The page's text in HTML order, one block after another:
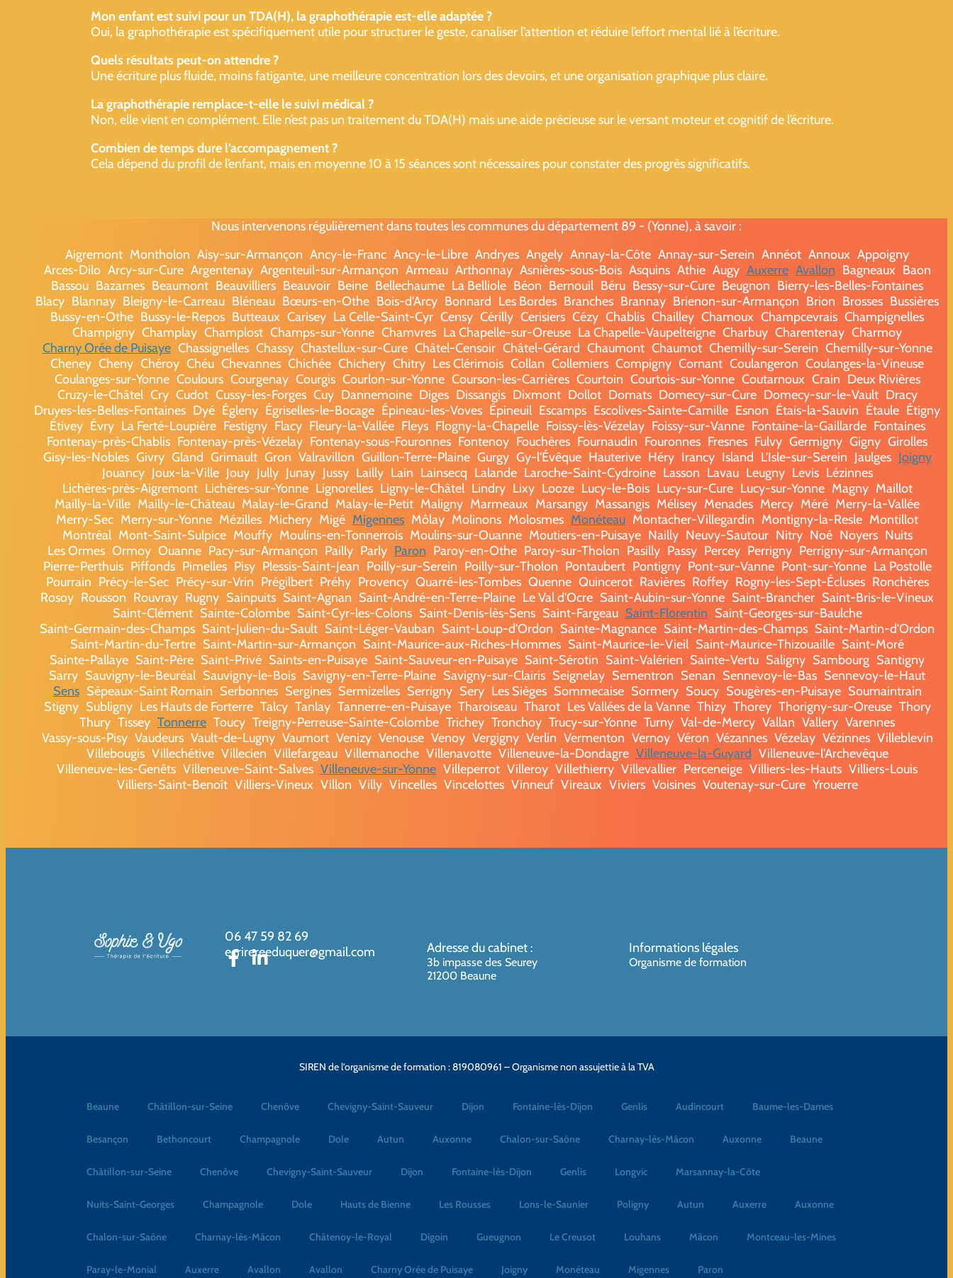
Mon enfant est suivi pour un TDA(H), la graphothérapie est-elle adaptée ?
Oui, la graphothérapie est spécifiquement utile pour structurer le geste, canaliser l’attention et réduire l’effort mental lié à l’écriture.
Quels résultats peut-on attendre ?
Une écriture plus fluide, moins fatigante, une meilleure concentration lors des devoirs, et une organisation graphique plus claire.
La graphothérapie remplace-t-elle le suivi médical ?
Non, elle vient en complément. Elle n’est pas un traitement du TDA(H) mais une aide précieuse sur le versant moteur et cognitif de l’écriture.
Combien de temps dure l’accompagnement ?
Cela dépend du profil de l’enfant, mais en moyenne 10 à 15 séances sont nécessaires pour constater des progrès significatifs.
Nous intervenons régulièrement dans toutes les communes du département 89 - (Yonne), à savoir :
Aigremont Montholon Aisy-sur-Armançon Ancy-le-Franc Ancy-le-Libre Andryes Angely Annay-la-Côte Annay-sur-Serein Annéot Annoux Appoigny
Arces-Dilo Arcy-sur-Cure Argentenay Argenteuil-sur-Armançon Armeau Arthonnay Asnières-sous-Bois Asquins Athie Augy Auxerre Avallon Bagneaux Baon
Bassou Bazarnes Beaumont Beauvilliers Beauvoir Beine Bellechaume La Belliole Béon Bernouil Béru Bessy-sur-Cure Beugnon Bierry-les-Belles-Fontaines
Blacy Blannay Bleigny-le-Carreau Bléneau Bœurs-en-Othe Bois-d'Arcy Bonnard Les Bordes Branches Brannay Brienon-sur-Armançon Brion Brosses Bussières
Bussy-en-Othe Bussy-le-Repos Butteaux Carisey La Celle-Saint-Cyr Censy Cérilly Cerisiers Cézy Chablis Chailley Chamoux Champcevrais Champignelles
Champigny Champlay Champlost Champs-sur-Yonne Chamvres La Chapelle-sur-Oreuse La Chapelle-Vaupelteigne Charbuy Charentenay Charmoy
Charny Orée de Puisaye Chassignelles Chassy Chastellux-sur-Cure Châtel-Censoir Châtel-Gérard Chaumont Chaumot Chemilly-sur-Serein Chemilly-sur-Yonne
Cheney Cheny Chéroy Chéu Chevannes Chichée Chichery Chitry Les Clérimois Collan Collemiers Compigny Cornant Coulangeron Coulanges-la-Vineuse
Coulanges-sur-Yonne Coulours Courgenay Courgis Courlon-sur-Yonne Courson-les-Carrières Courtoin Courtois-sur-Yonne Coutarnoux Crain Deux Rivières
Cruzy-le-Châtel Cry Cudot Cussy-les-Forges Cuy Dannemoine Diges Dissangis Dixmont Dollot Domats Domecy-sur-Cure Domecy-sur-le-Vault Dracy
Druyes-les-Belles-Fontaines Dyé Égleny Égriselles-le-Bocage Épineau-les-Voves Épineuil Escamps Escolives-Sainte-Camille Esnon Étais-la-Sauvin Étaule Étigny
Étivey Évry La Ferté-Loupière Festigny Flacy Fleury-la-Vallée Fleys Flogny-la-Chapelle Foissy-lès-Vézelay Foissy-sur-Vanne Fontaine-la-Gaillarde Fontaines
Fontenay-près-Chablis Fontenay-près-Vézelay Fontenay-sous-Fouronnes Fontenoy Fouchères Fournaudin Fouronnes Fresnes Fulvy Germigny Gigny Girolles
Gisy-les-Nobles Givry Gland Grimault Gron Valravillon Guillon-Terre-Plaine Gurgy Gy-l'Évêque Hauterive Héry Irancy Island L'Isle-sur-Serein Jaulges Joigny
Jouancy Joux-la-Ville Jouy Jully Junay Jussy Lailly Lain Lainsecq Lalande Laroche-Saint-Cydroine Lasson Lavau Leugny Levis Lézinnes
Lichères-près-Aigremont Lichères-sur-Yonne Lignorelles Ligny-le-Châtel Lindry Lixy Looze Lucy-le-Bois Lucy-sur-Cure Lucy-sur-Yonne Magny Maillot
Mailly-la-Ville Mailly-le-Château Malay-le-Grand Malay-le-Petit Maligny Marmeaux Marsangy Massangis Mélisey Menades Mercy Méré Merry-la-Vallée
Merry-Sec Merry-sur-Yonne Mézilles Michery Migé Migennes Môlay Molinons Molosmes Monéteau Montacher-Villegardin Montigny-la-Resle Montillot
Montréal Mont-Saint-Sulpice Mouffy Moulins-en-Tonnerrois Moulins-sur-Ouanne Moutiers-en-Puisaye Nailly Neuvy-Sautour Nitry Noé Noyers Nuits
Les Ormes Ormoy Ouanne Pacy-sur-Armançon Pailly Parly Paron Paroy-en-Othe Paroy-sur-Tholon Pasilly Passy Percey Perrigny Perrigny-sur-Armançon
Pierre-Perthuis Piffonds Pimelles Pisy Plessis-Saint-Jean Poilly-sur-Serein Poilly-sur-Tholon Pontaubert Pontigny Pont-sur-Vanne Pont-sur-Yonne La Postolle
Pourrain Précy-le-Sec Précy-sur-Vrin Prégilbert Préhy Provency Quarré-les-Tombes Quenne Quincerot Ravières Roffey Rogny-les-Sept-Écluses Ronchères
Rosoy Rousson Rouvray Rugny Sainpuits Saint-Agnan Saint-André-en-Terre-Plaine Le Val d'Ocre Saint-Aubin-sur-Yonne Saint-Brancher Saint-Bris-le-Vineux
Saint-Clément Sainte-Colombe Saint-Cyr-les-Colons Saint-Denis-lès-Sens Saint-Fargeau Saint-Florentin Saint-Georges-sur-Baulche
Saint-Germain-des-Champs Saint-Julien-du-Sault Saint-Léger-Vauban Saint-Loup-d'Ordon Sainte-Magnance Saint-Martin-des-Champs Saint-Martin-d'Ordon
Saint-Martin-du-Tertre Saint-Martin-sur-Armançon Saint-Maurice-aux-Riches-Hommes Saint-Maurice-le-Vieil Saint-Maurice-Thizouaille Saint-Moré
Sainte-Pallaye Saint-Père Saint-Privé Saints-en-Puisaye Saint-Sauveur-en-Puisaye Saint-Sérotin Saint-Valérien Sainte-Vertu Saligny Sambourg Santigny
Sarry Sauvigny-le-Beuréal Sauvigny-le-Bois Savigny-en-Terre-Plaine Savigny-sur-Clairis Seignelay Sementron Senan Sennevoy-le-Bas Sennevoy-le-Haut
Sens Sépeaux-Saint Romain Serbonnes Sergines Sermizelles Serrigny Sery Les Sièges Sommecaise Sormery Soucy Sougères-en-Puisaye Soumaintrain
Stigny Subligny Les Hauts de Forterre Talcy Tanlay Tannerre-en-Puisaye Tharoiseau Tharot Les Vallées de la Vanne Thizy Thorey Thorigny-sur-Oreuse Thory
Thury Tissey Tonnerre Toucy Treigny-Perreuse-Sainte-Colombe Trichey Tronchoy Trucy-sur-Yonne Turny Val-de-Mercy Vallan Vallery Varennes
Vassy-sous-Pisy Vaudeurs Vault-de-Lugny Vaumort Venizy Venouse Venoy Vergigny Verlin Vermenton Vernoy Véron Vézannes Vézelay Vézinnes Villeblevin
Villebougis Villechétive Villecien Villefargeau Villemanoche Villenavotte Villeneuve-la-Dondagre Villeneuve-la-Guyard Villeneuve-l'Archevêque
Villeneuve-les-Genêts Villeneuve-Saint-Salves Villeneuve-sur-Yonne Villeperrot Villeroy Villethierry Villevallier Perceneige Villiers-les-Hauts Villiers-Louis
Villiers-Saint-Benoît Villiers-Vineux Villon Villy Vincelles Vincelottes Vinneuf Vireaux Viviers Voisines Voutenay-sur-Cure Yrouerre
06 47 59 82 69
ecrirereeduquer@gmail.com
Adresse du cabinet:
3b impasse des Seurey
21200 Beaune
Informations légales
Organisme de formation
SIREN de l’organisme de formation : 819080961 – Organisme non assujettie à la TVA
Beaune Châtillon-sur-Seine Chenôve Chevigny-Saint-Sauveur Dijon Fontaine-lès-Dijon Genlis Audincourt Baume-les-Dames
Besançon Bethoncourt Champagnole Dole Autun Auxonne Chalon-sur-Saône Charnay-lès-Mâcon Auxonne Beaune
Châtillon-sur-Seine Chenôve Chevigny-Saint-Sauveur Dijon Fontaine-lès-Dijon Genlis Longvic Marsannay-la-Côte
Nuits-Saint-Georges Champagnole Dole Hauts de Bienne Les Rousses Lons-le-Saunier Poligny Autun Auxerre Auxonne
Chalon-sur-Saône Charnay-lès-Mâcon Châtenoy-le-Royal Digoin Gueugnon Le Creusot Louhans Mâcon Montceau-les-Mines
Paray-le-Monial Auxerre Avallon Avallon Charny Orée de Puisaye Joigny Monéteau Migennes Paron